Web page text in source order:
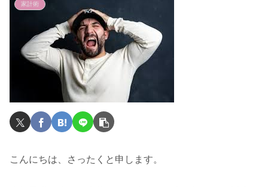
家計術
こんにちは、さったくと申します。